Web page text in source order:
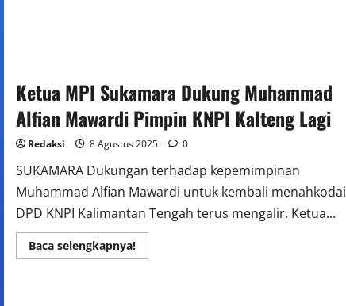
Ketua MPI Sukamara Dukung Muhammad
Alfian Mawardi Pimpin KNPI Kalteng Lagi
Redaksi 8 Agustus 2025 0
SUKAMARA Dukungan terhadap kepemimpinan
Muhammad Alfian Mawardi untuk kembali menahkodai
DPD KNPI Kalimantan Tengah terus mengalir. Ketua...
Baca selengkapnya!Read
more